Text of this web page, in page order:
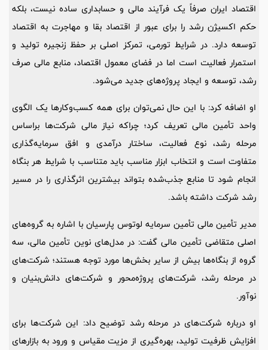
اقتصاد ایران صرفاً یک فرآیند مالی و حسابداری ساده نیست، بلکه
حکم اکسیژن رشد را برای عبور از اقتصاد بقا و مهاجرت به اقتصاد
توسعه دارد. در شرایط تورمی، تمرکز اصلی بر حفظ زنجیره تولید و
استمرار فعالیت است اما در فضای معمول اقتصاد، منابع مالی صرف
رشد، توسعه و ایجاد پروژه‌های جدید می‌شود.
او اضافه کرد: با این حال نمی‌توان برای همه کسب‌وکارها یک الگوی
واحد تأمین مالی تعریف کرد؛ چراکه نیاز مالی شرکت‌ها براساس
مرحله رشد، نوع فعالیت، ساختار درآمدی و افق سرمایه‌گذاری
متفاوت است و انتخاب ابزار مناسب باید متناسب با شرایط هر بنگاه
انجام شود تا منابع جذب‌شده بتواند بیشترین اثرگذاری را در مسیر
رشد شرکت داشته باشد.
مدیر تأمین مالی تأمین سرمایه لوتوس پارسیان با اشاره به گروه‌های
اصلی متقاضی تأمین مالی گفت: در مدل‌های نوین تأمین مالی، سه
گروه از بنگاه‌ها بیش از سایر بخش‌ها مورد توجه هستند؛ شرکت‌های
در مرحله رشد، شرکت‌های پروژه‌محور و شرکت‌های دانش‌بنیان و
نوآور.
او درباره شرکت‌های در مرحله رشد توضیح داد: این شرکت‌ها برای
افزایش ظرفیت تولید، بهره‌گیری از مزیت مقیاس و ورود به بازارهای